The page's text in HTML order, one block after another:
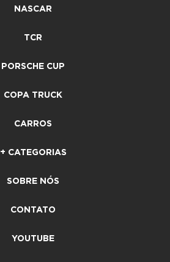
NASCAR
TCR
PORSCHE CUP
COPA TRUCK
CARROS
+ CATEGORIAS
SOBRE NÓS
CONTATO
YOUTUBE